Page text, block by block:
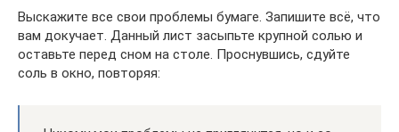
Выскажите все свои проблемы бумаге. Запишите всё, что
вам докучает. Данный лист засыпьте крупной солью и
оставьте перед сном на столе. Проснувшись, сдуйте
соль в окно, повторяя: